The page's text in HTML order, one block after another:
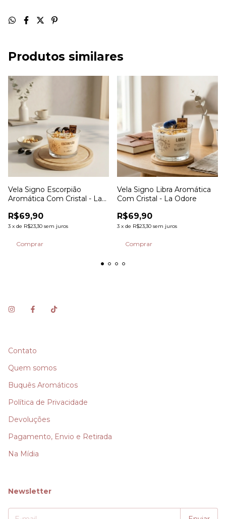
Produtos similares
Vela Signo Escorpião
Aromática Com Cristal - La
R$69,90
3 x de R$23,30 sem juros
Vela Signo Libra Aromática
Com Cristal - La Odore
R$69,90
3 x de R$23,30 sem juros
Contato
Quem somos
Buquês Aromáticos
Política de Privacidade
Devoluções
Pagamento, Envio e Retirada
Na Mídia
Newsletter